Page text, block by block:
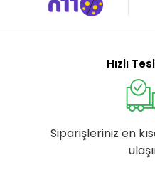
Hızlı
Siparişleriniz en